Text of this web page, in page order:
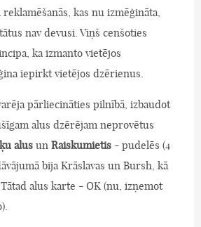
kas nu izmēģināta,
nav devusi. Viņš cenšoties
ka izmanto vietējos
iepirkt vietējos dzērienus.
pārliecināties pilnībā, izbaudot
alus dzērējam neprovētus
alus un Raiskumietis - pudelēs (4
bija Krāslavas un Bursh, kā
alus karte - OK (nu, izņemot